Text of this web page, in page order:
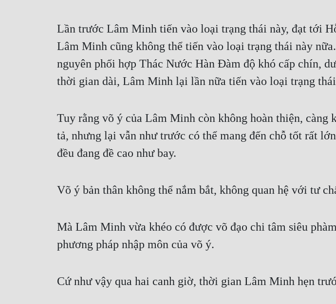
Lần trước Lâm Minh tiến vào loại trạng thái này, đạt tới
Lâm Minh cũng không thể tiến vào loại trạng thái này
nguyên phối hợp Thác Nước Hàn Đàm độ khó cấp chín,
thời gian dài, Lâm Minh lại lần nữa tiến vào loại trạng
Tuy rằng võ ý của Lâm Minh còn không hoàn thiện, càng
tả, nhưng lại vẫn như trước có thể mang đến chỗ tốt rất
đều đang đề cao như bay.
Võ ý bản thân không thể nắm bắt, không quan hệ với tư
Mà Lâm Minh vừa khéo có được võ đạo chi tâm siêu
phương pháp nhập môn của võ ý.
Cứ như vậy qua hai canh giờ, thời gian Lâm Minh hẹn